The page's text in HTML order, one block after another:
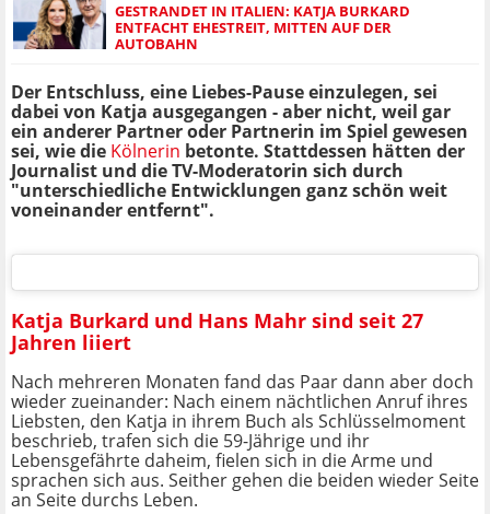
GESTRANDET IN ITALIEN: KATJA BURKARD
ENTFACHT EHESTREIT, MITTEN AUF DER
AUTOBAHN
Der Entschluss, eine Liebes-Pause einzulegen, sei
dabei von Katja ausgegangen - aber nicht, weil gar
ein anderer Partner oder Partnerin im Spiel gewesen
sei, wie die Kölnerin betonte. Stattdessen hätten der
Journalist und die TV-Moderatorin sich durch
"unterschiedliche Entwicklungen ganz schön weit
voneinander entfernt".
Katja Burkard und Hans Mahr sind seit 27
Jahren liiert
Nach mehreren Monaten fand das Paar dann aber doch
wieder zueinander: Nach einem nächtlichen Anruf ihres
Liebsten, den Katja in ihrem Buch als Schlüsselmoment
beschrieb, trafen sich die 59-Jährige und ihr
Lebensgefährte daheim, fielen sich in die Arme und
sprachen sich aus. Seither gehen die beiden wieder Seite
an Seite durchs Leben.